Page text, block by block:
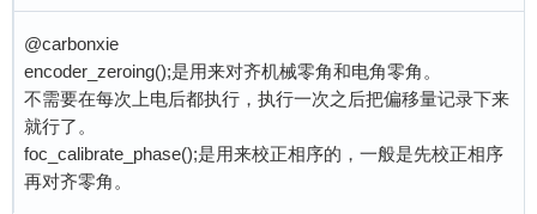
@carbonxie
encoder_zeroing();是用来对齐机械零角和电角零角。
不需要在每次上电后都执行，执行一次之后把偏移量记录下来
就行了。
foc_calibrate_phase();是用来校正相序的，一般是先校正相序
再对齐零角。